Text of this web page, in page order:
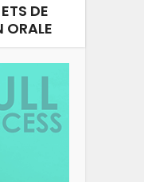
DE
ORALE